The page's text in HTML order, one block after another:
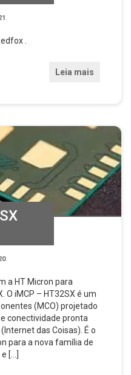
.
.
Leia mais
.
a HT Micron para
O iMCP – HT32SX é um
(MCO) projetado
conectividade pronta
das Coisas). É o
para a nova família de
[…]